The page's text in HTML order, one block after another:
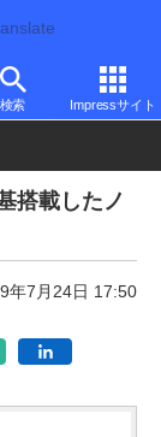
検索 Impressサイト
他
搭載したノ
年7月24日 17:50